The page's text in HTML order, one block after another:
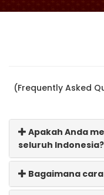
(Frequently Asked
Apakah Anda
seluruh Indonesia?
Bagaimana